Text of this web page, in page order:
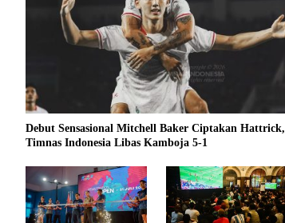
Debut Sensasional Mitchell Baker Ciptakan Hattrick,
Timnas Indonesia Libas Kamboja 5-1